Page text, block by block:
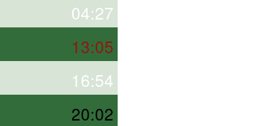
04:27
13:05
16:54
20:02